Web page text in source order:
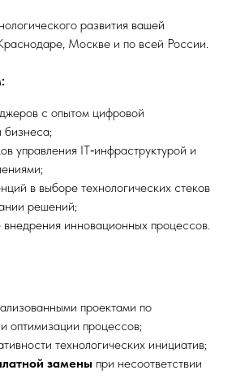
развития вашей
Москве и по всей России.
с опытом цифровой
бизнеса;
управления IT‑инфраструктурой и
в выборе технологических стеков
решений;
инновационных процессов.
проектами по
оптимизации процессов;
технологических инициатив;
замены при несоответствии